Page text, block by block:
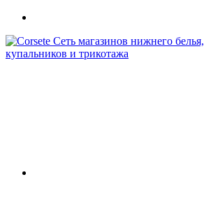
Сеть магазинов нижнего белья,
купальников и трикотажа